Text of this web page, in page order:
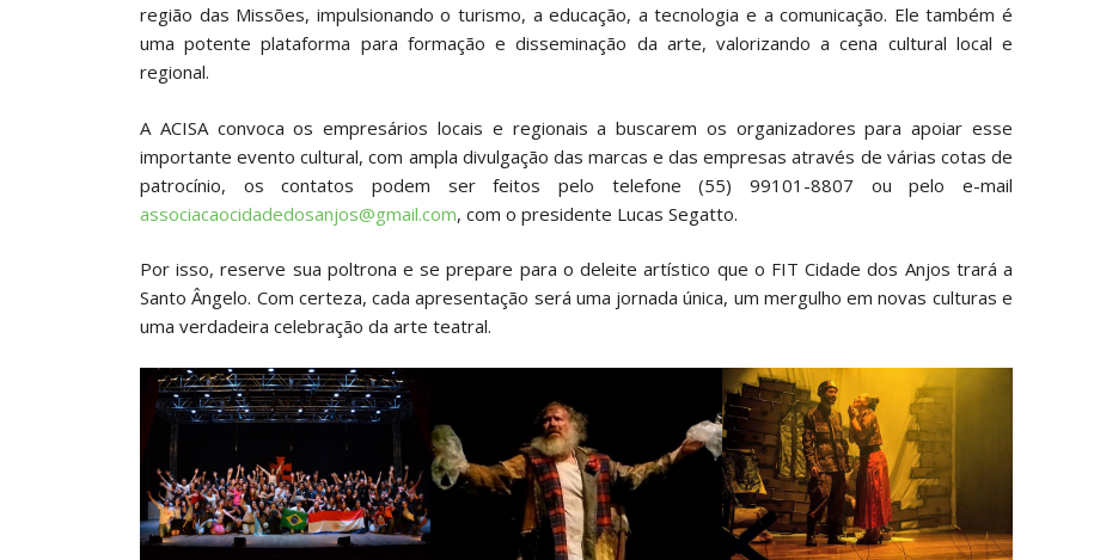
região das Missões, impulsionando o turismo, a educação, a tecnologia e a comunicação. Ele também é
uma potente plataforma para formação e disseminação da arte, valorizando a cena cultural local e
regional.
A ACISA convoca os empresários locais e regionais a buscarem os organizadores para apoiar esse
importante evento cultural, com ampla divulgação das marcas e das empresas através de várias cotas de
patrocínio, os contatos podem ser feitos pelo telefone (55) 99101-8807 ou pelo e-mail
associacaocidadedosanjos@gmail.com, com o presidente Lucas Segatto.
Por isso, reserve sua poltrona e se prepare para o deleite artístico que o FIT Cidade dos Anjos trará a
Santo Ângelo. Com certeza, cada apresentação será uma jornada única, um mergulho em novas culturas e
uma verdadeira celebração da arte teatral.